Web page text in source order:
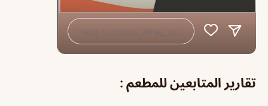
تقارير المتابعين للمطعم :